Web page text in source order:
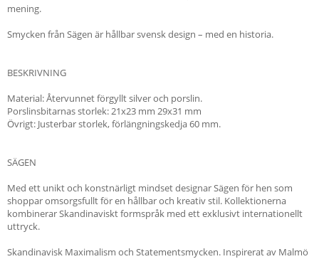
mening.
Smycken från Sägen är hållbar svensk design – med en historia.
BESKRIVNING
Material: Återvunnet förgyllt silver och porslin.
Porslinsbitarnas storlek: 21x23 mm 29x31 mm
Övrigt: Justerbar storlek, förlängningskedja 60 mm.
SÄGEN
Med ett unikt och konstnärligt mindset designar Sägen för hen som
shoppar omsorgsfullt för en hållbar och kreativ stil. Kollektionerna
kombinerar Skandinaviskt formspråk med ett exklusivt internationellt
uttryck.
Skandinavisk Maximalism och Statementsmycken. Inspirerat av Malmö